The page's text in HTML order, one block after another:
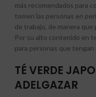
más recomendados para
tomen las personas en
de trabajo, de manera
Por su alto contenido en
para personas que tengan
TÉ VERDE
ADELGAZAR